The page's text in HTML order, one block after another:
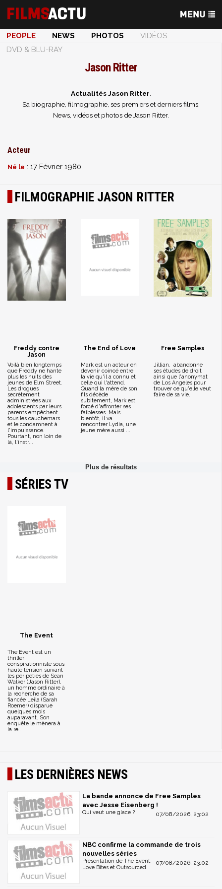
PEOPLE NEWS PHOTOS
VIDÉOS
DVD & BLU-RAY
Jason Ritter
Actualités Jason Ritter
Sa biographie, filmographie, ses premiers et derniers films.
News, vidéos et photos de Jason Ritter.
Acteur
Né le : 17 Février 1980
FILMOGRAPHIE JASON RITTER
Freddy contre
Jason
Voilà bien longtemps
que Freddy ne hante
plus les nuits des
jeunes de Elm Street.
Les drogues
secrètement
administrées aux
adolescents par leurs
parents empêchent
tous les cauchemars
et le condamnent à
l'impuissance.
Pourtant, non loin de
là, l'instr...
The End of Love
Mark est un acteur en
devenir coincé entre
la vie qu'il a connu et
celle qui l'attend.
Quand la mère de son
fils décède
subitement, Mark est
forcé d'affronter ses
faiblesses. Mais
bientôt, il va
rencontrer Lydia, une
jeune mère aussi ...
Free Samples
Jillian, abandonne
ses études de droit
ainsi que l'anonymat
de Los Angeles pour
trouver ce qu'elle veut
faire de sa vie.
SÉRIES TV
The Event
The Event est un
thriller
conspirationniste sous
haute tension suivant
les péripéties de Sean
Walker (Jason Ritter),
un homme ordinaire à
la recherche de sa
fiancée Leila (Sarah
Roemer) disparue
quelques mois
auparavant. Son
enquête le mènera à
la re...
LES DERNIÈRES NEWS
La bande annonce de Free Samples
avec Jesse Eisenberg !
07/08/2026, 23:02
Qui veut une glace ?
NBC confirme la commande de trois
nouvelles séries
07/08/2026, 23:02
Présentation de The Event,
Love Bites et Outsourced.